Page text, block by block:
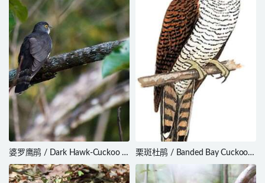
婆罗鹰鹃 / Dark Hawk-Cuckoo /
Hierococcyx bocki
栗斑杜鹃 / Banded Bay Cuckoo /
Cacomantis sonneratii